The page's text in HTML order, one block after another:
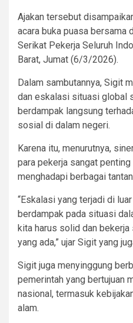
Ajakan tersebut
acara buka puasa bersama
Serikat Pekerja Seluruh
Barat, Jumat (6/3/2026).
Dalam sambutannya, Sigit
dan eskalasi situasi global
berdampak langsung
sosial di dalam negeri.
Karena itu, menurutnya,
para pekerja sangat
menghadapi berbagai
“Eskalasi yang terjadi di
berdampak pada situasi
kita harus solid dan
yang ada,” ujar Sigit yang
Sigit juga menyinggung
pemerintah yang bertujuan
nasional, termasuk
alam.